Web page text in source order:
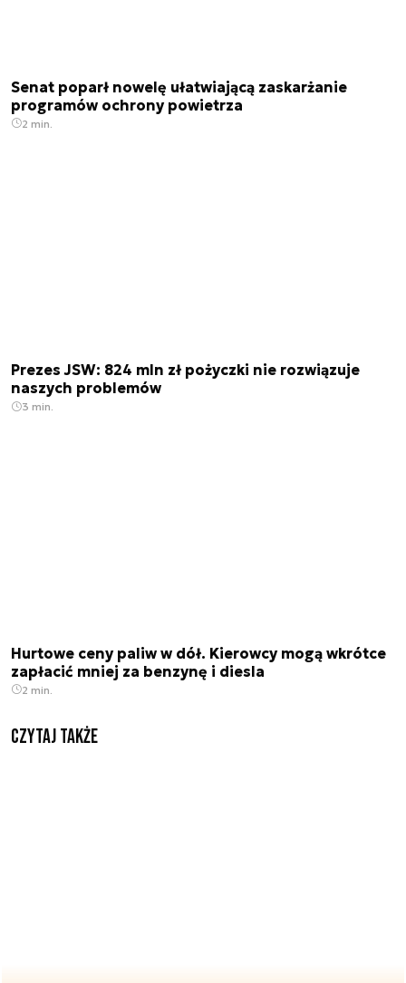
Senat poparł nowelę ułatwiającą zaskarżanie
programów ochrony powietrza
2 min.
Prezes JSW: 824 mln zł pożyczki nie rozwiązuje
naszych problemów
3 min.
Hurtowe ceny paliw w dół. Kierowcy mogą wkrótce
zapłacić mniej za benzynę i diesla
2 min.
Czytaj także